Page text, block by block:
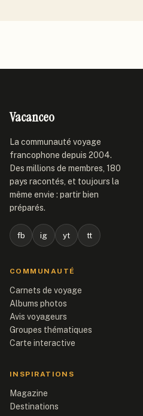
Vacanceo
La communauté voyage
francophone depuis 2004.
Des millions de membres, 180
pays racontés, et toujours la
même envie : partir bien
préparés.
fb ig yt tt
COMMUNAUTÉ
Carnets de voyage
Albums photos
Avis voyageurs
Groupes thématiques
Carte interactive
INSPIRATIONS
Magazine
Destinations